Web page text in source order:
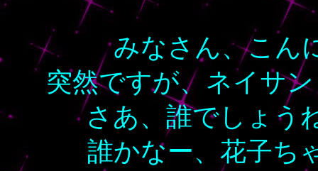
みなさん、こん
突然ですが、ネイサ
さあ、誰でしょう
誰かなー、花子ち